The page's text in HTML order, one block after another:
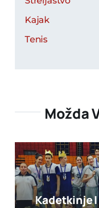
Kajak
Tenis
Možda
Kadetkinje